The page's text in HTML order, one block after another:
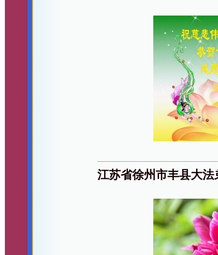
江苏省徐州市丰县大